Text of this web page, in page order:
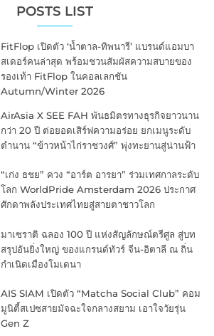
POSTS LIST
FitFlop เปิดตัว ‘น้ำตาล-ทิพนารี’ แบรนด์แอมบา
สเดอร์คนล่าสุด พร้อมชวนสัมผัสความสบายของ
รองเท้า FitFlop ในคอลเลกชัน
Autumn/Winter 2026
AirAsia X SEE FAH พันธมิตรทางธุรกิจยาวนาน
กว่า 20 ปี ต่อยอดเสิร์ฟความอร่อย ยกเมนูระดับ
ตำนาน “ข้าวหน้าไก่ราชวงศ์” พุ่งทะยานสู่น่านฟ้า
“เก่ง ธชย” ควง “อาร์ต อารยา” ร่วมเทศกาลระดับ
โลก WorldPride Amsterdam 2026 ประกาศ
ศักดาพลังประเทศไทยสู่สายตาชาวโลก
มาเซราติ ฉลอง 100 ปี แห่งสัญลักษณ์ตรีศูล สู่บท
สรุปอันยิ่งใหญ่ ของแกรนด์ทัวร์ จีน-อิตาลี ณ ถิ่น
กำเนิดเมืองโมเดนา
AIS SIAM เปิดตัว “Matcha Social Club” คอม
มูนิตี้สเปซสายมัจฉะใจกลางสยาม เอาใจวัยรุ่น
Gen Z